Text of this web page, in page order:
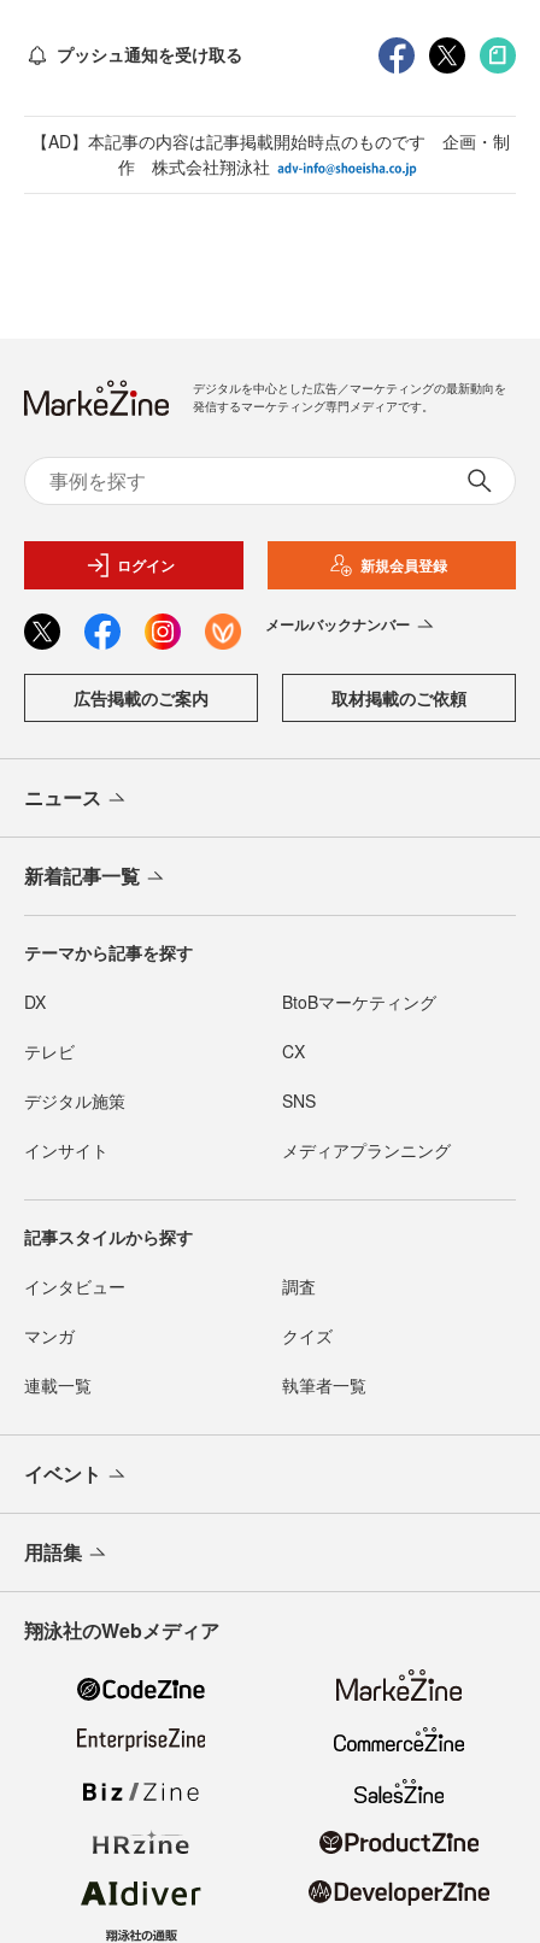
プッシュ通知を受け取る
【AD】本記事の内容は記事掲載開始時点のものです 企画・制
作 株式会社翔泳社
デジタルを中心とした広告／マーケティングの最新動向を
発信するマーケティング専門メディアです。
ログイン 新規会員登録
メールバックナンバー
広告掲載のご案内 取材掲載のご依頼
ニュース
新着記事一覧
テーマから記事を探す
DX BtoBマーケティング
テレビ CX
デジタル施策 SNS
インサイト メディアプランニング
記事スタイルから探す
インタビュー 調査
マンガ クイズ
連載一覧 執筆者一覧
イベント
用語集
翔泳社のWebメディア